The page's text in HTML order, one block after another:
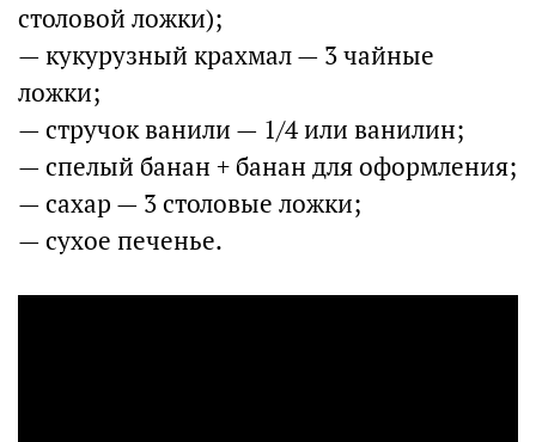
столовой ложки);
— кукурузный крахмал — 3 чайные
ложки;
— стручок ванили — 1/4 или ванилин;
— спелый банан + банан для оформления;
— сахар — 3 столовые ложки;
— сухое печенье.